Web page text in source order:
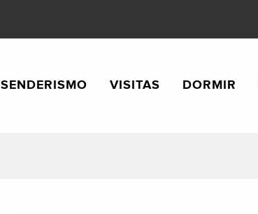
SENDERISMO VISITAS DORMIR